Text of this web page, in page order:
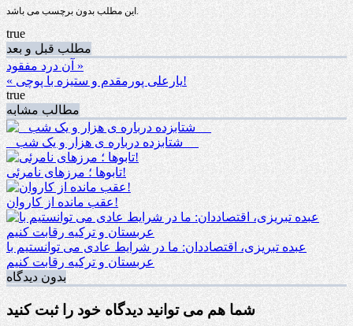
این مطلب بدون برچسب می باشد.
true
مطلب قبل و بعد
آن درد مفقود »
« یارعلی پورمقدم و ستیزه با پوچی!
true
مطالب مشابه
تابوها ؛ مرزهای نامرئی!
عقب مانده از کاروان!
عبده تبریزی، اقتصاددان: ما در شرایط عادی می توانستیم با
عربستان و ترکیه رقابت کنیم
بدون دیدگاه
شما هم می توانید دیدگاه خود را ثبت کنید